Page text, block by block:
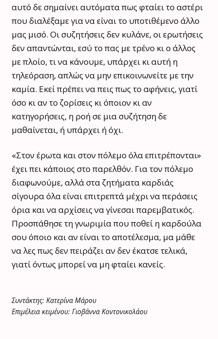
αυτό δε σημαίνει αυτόματα πως φταίει το αστέρι
που διαλέξαμε για να είναι το υποτιθέμενο άλλο
μας μισό. Οι συζητήσεις δεν κυλάνε, οι ερωτήσεις
δεν απαντώνται, εσύ το πας με τρένο κι ο άλλος
με πλοίο, τι να κάνουμε, υπάρχει κι αυτή η
τηλεόραση, απλώς να μην επικοινωνείτε με την
καμία. Εκεί πρέπει να πεις πως το αφήνεις, γιατί
όσο κι αν το ζορίσεις κι όποιον κι αν
κατηγορήσεις, η ροή σε μια συζήτηση δε
μαθαίνεται, ή υπάρχει ή όχι.
«Στον έρωτα και στον πόλεμο όλα επιτρέπονται»
έχει πει κάποιος στο παρελθόν. Για τον πόλεμο
διαφωνούμε, αλλά στα ζητήματα καρδιάς
σίγουρα όλα είναι επιτρεπτά μέχρι να περάσεις
όρια και να αρχίσεις να γίνεσαι παρεμβατικός.
Προσπάθησε τη γνωριμία που ποθεί η καρδούλα
σου όποιο και αν είναι το αποτέλεσμα, μα μάθε
να λες πως δεν πειράζει αν δεν έκατσε τελικά,
γιατί όντως μπορεί να μη φταίει κανείς.
Συντάκτης: Κατερίνα Μάρου
Επιμέλεια κειμένου: Γιοβάννα Κοντονικολάου